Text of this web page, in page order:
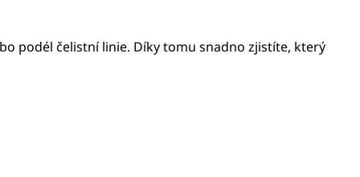
podél čelistní linie. Díky tomu snadno zjistíte, který